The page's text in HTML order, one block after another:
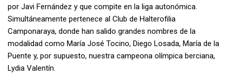
por Javi Fernández y que compite en la liga autonómica.
Simultáneamente pertenece al Club de Halterofilia
Camponaraya, donde han salido grandes nombres de la
modalidad como María José Tocino, Diego Losada, María de la
Puente y, por supuesto, nuestra campeona olímpica berciana,
Lydia Valentín.